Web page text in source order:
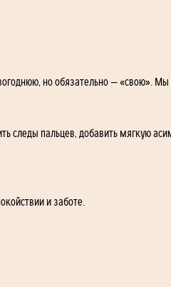
но обязательно — «свою».
следы пальцев, добавить мягкую
и заботе.